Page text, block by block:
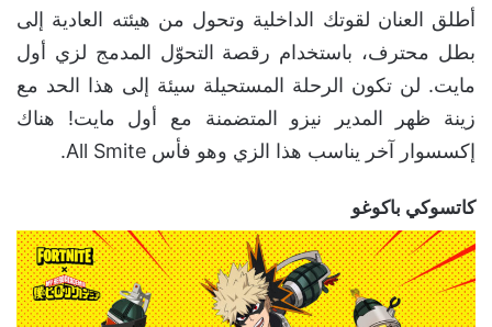
أطلق العنان لقوتك الداخلية وتحول من هيئته العادية إلى
بطل محترف، باستخدام رقصة التحوّل المدمج لزي أول
مايت. لن تكون الرحلة المستحيلة سيئة إلى هذا الحد مع
زينة ظهر المدير نيزو المتضمنة مع أول مايت! هناك
إكسسوار آخر يناسب هذا الزي وهو فأس All Smite.
كاتسوكي باكوغو